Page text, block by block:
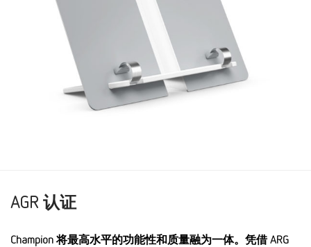
AGR 认证
Champion 将最高水平的功能性和质量融为一体。凭借 ARG